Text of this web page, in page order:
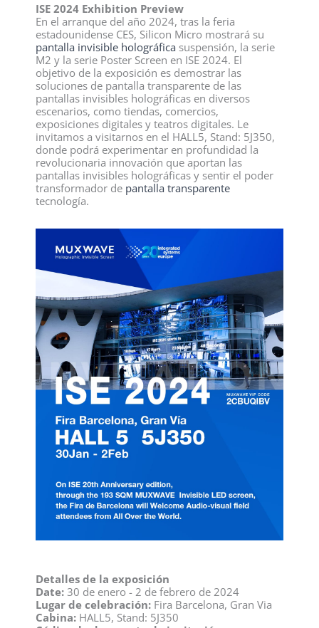
ISE 2024 Exhibition Preview
En el arranque del año 2024, tras la feria
estadounidense CES, Silicon Micro mostrará su
pantalla invisible holográfica suspensión, la serie
M2 y la serie Poster Screen en ISE 2024. El
objetivo de la exposición es demostrar las
soluciones de pantalla transparente de las
pantallas invisibles holográficas en diversos
escenarios, como tiendas, comercios,
exposiciones digitales y teatros digitales. Le
invitamos a visitarnos en el HALL5, Stand: 5J350,
donde podrá experimentar en profundidad la
revolucionaria innovación que aportan las
pantallas invisibles holográficas y sentir el poder
transformador de pantalla transparente
tecnología.
Detalles de la exposición
Date: 30 de enero - 2 de febrero de 2024
Lugar de celebración: Fira Barcelona, Gran Via
Cabina: HALL5, Stand: 5J350